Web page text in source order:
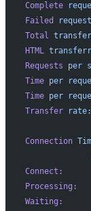
Complete
Failed
Total
HTML
Requests per
Time per
Time per
Transfer rate:
Connection
Connect:
Processing:
Waiting: